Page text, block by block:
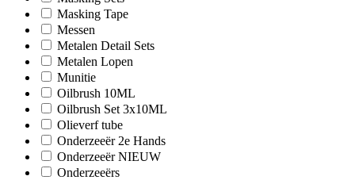
Masking Tape
Messen
Metalen Detail Sets
Metalen Lopen
Munitie
Oilbrush 10ML
Oilbrush Set 3x10ML
Olieverf tube
Onderzeeër 2e Hands
Onderzeeër NIEUW
Onderzeeërs